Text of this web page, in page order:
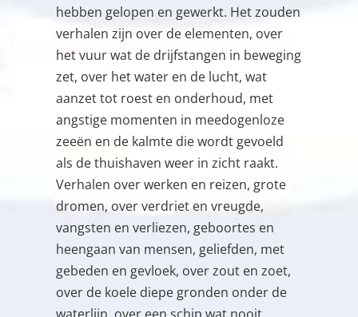
hebben gelopen en gewerkt. Het zouden
verhalen zijn over de elementen, over
het vuur wat de drijfstangen in beweging
zet, over het water en de lucht, wat
aanzet tot roest en onderhoud, met
angstige momenten in meedogenloze
zeeën en de kalmte die wordt gevoeld
als de thuishaven weer in zicht raakt.
Verhalen over werken en reizen, grote
dromen, over verdriet en vreugde,
vangsten en verliezen, geboortes en
heengaan van mensen, geliefden, met
gebeden en gevloek, over zout en zoet,
over de koele diepe gronden onder de